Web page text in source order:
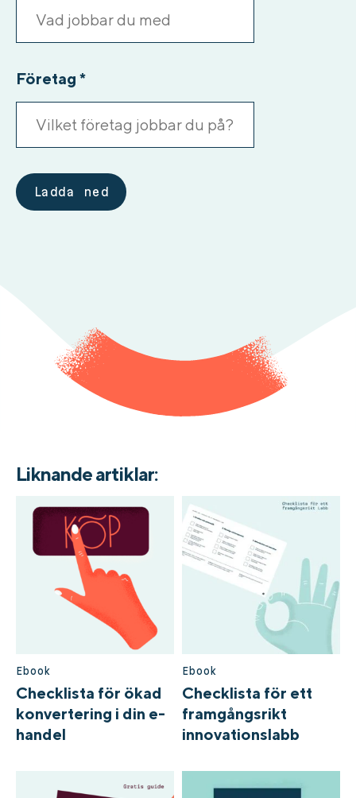
Företag *
Ladda ned
Liknande artiklar:
Ebook
Checklista för ökad
konvertering i din e-
handel
Ebook
Checklista för ett
framgångsrikt
innovationslabb